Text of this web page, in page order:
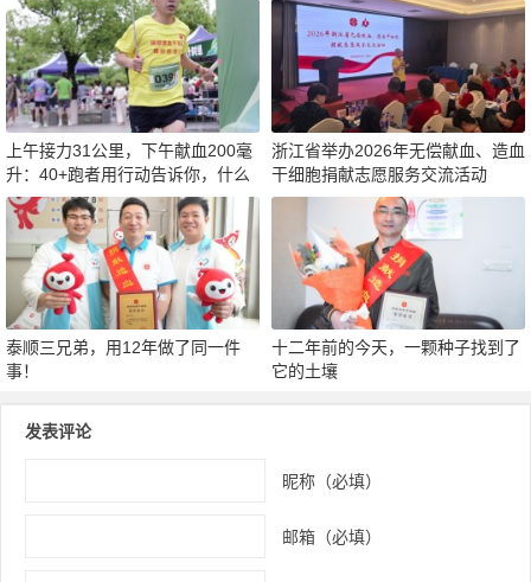
上午接力31公里，下午献血200毫
升：40+跑者用行动告诉你，什么
才是真正的“热血”
浙江省举办2026年无偿献血、造血
干细胞捐献志愿服务交流活动
泰顺三兄弟，用12年做了同一件
事！
十二年前的今天，一颗种子找到了
它的土壤
发表评论
昵称（必填）
邮箱（必填）